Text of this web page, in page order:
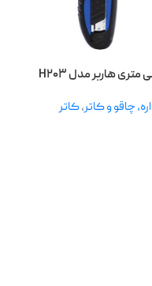
اره، چاقو و کاتر,کاتر